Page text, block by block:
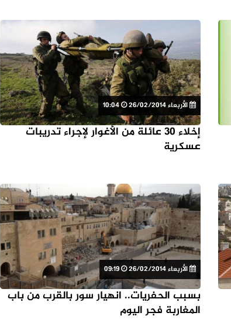
الأربعاء 26/02/2014
إخلاء 30 عائلة من الأغوار لإجراء تدريبات
عسكرية
الأربعاء 26/02/2014
بسبب الحفريات.. انهيار سور بالقرب من باب
المغاربة فجر اليوم